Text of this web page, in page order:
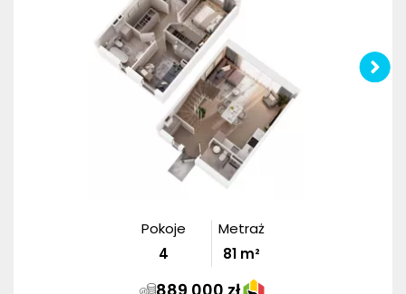
Pokoje
4
Metraż
81 m²